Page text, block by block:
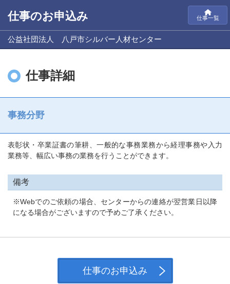
仕事のお申込み 仕事一覧
公益社団法人 八戸市シルバー人材センター
仕事詳細
事務分野
表彰状・卒業証書の筆耕、一般的な事務業務から経理事務や入力
業務等、幅広い事務の業務を行うことができます。
備考
※Webでのご依頼の場合、センターからの連絡が翌営業日以降
になる場合がございますので予めご了承ください。
仕事のお申込み